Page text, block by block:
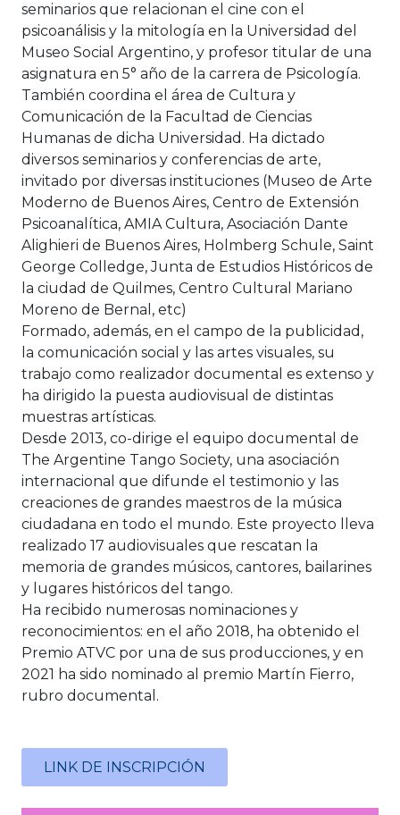
seminarios que relacionan el cine con el
psicoanálisis y la mitología en la Universidad del
Museo Social Argentino, y profesor titular de una
asignatura en 5° año de la carrera de Psicología.
También coordina el área de Cultura y
Comunicación de la Facultad de Ciencias
Humanas de dicha Universidad. Ha dictado
diversos seminarios y conferencias de arte,
invitado por diversas instituciones (Museo de Arte
Moderno de Buenos Aires, Centro de Extensión
Psicoanalítica, AMIA Cultura, Asociación Dante
Alighieri de Buenos Aires, Holmberg Schule, Saint
George Colledge, Junta de Estudios Históricos de
la ciudad de Quilmes, Centro Cultural Mariano
Moreno de Bernal, etc)
Formado, además, en el campo de la publicidad,
la comunicación social y las artes visuales, su
trabajo como realizador documental es extenso y
ha dirigido la puesta audiovisual de distintas
muestras artísticas.
Desde 2013, co-dirige el equipo documental de
The Argentine Tango Society, una asociación
internacional que difunde el testimonio y las
creaciones de grandes maestros de la música
ciudadana en todo el mundo. Este proyecto lleva
realizado 17 audiovisuales que rescatan la
memoria de grandes músicos, cantores, bailarines
y lugares históricos del tango.
Ha recibido numerosas nominaciones y
reconocimientos: en el año 2018, ha obtenido el
Premio ATVC por una de sus producciones, y en
2021 ha sido nominado al premio Martín Fierro,
rubro documental.
LINK DE INSCRIPCIÓN